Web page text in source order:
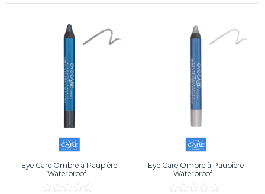
Eye Care Ombre à Paupière
Waterproof...
Eye Care Ombre à Paupière
Waterproof...